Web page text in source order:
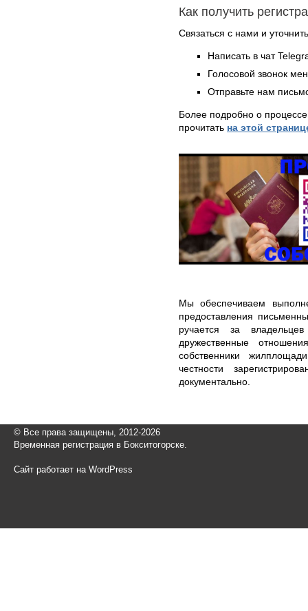
Как получить
Связаться с нами и
Написать в чат
Голосовой звонок
Отправьте нам
Более подробно о
прочитать на этой
Мы обеспечиваем
предоставления
ручается за
дружественные
собственники
честности
документально.
© Все права защищены, 2012-2026
Временная регистрация в Бокситогорске.
Сайт работает на WordPress